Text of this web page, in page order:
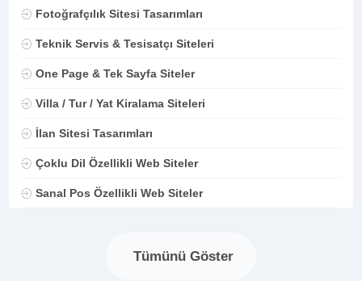
Fotoğrafçılık Sitesi Tasarımları
Teknik Servis & Tesisatçı Siteleri
One Page & Tek Sayfa Siteler
Villa / Tur / Yat Kiralama Siteleri
İlan Sitesi Tasarımları
Çoklu Dil Özellikli Web Siteler
Sanal Pos Özellikli Web Siteler
Tümünü Göster